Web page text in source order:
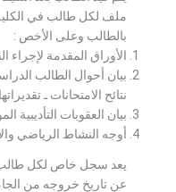
ملف لكل طالب في
بالطالب وعلى الأخص :
الأوراق المقدمة لإجراء
بيان أحوال الطالب
نتائح الامتحانات ـ
بيان العقوبات التأديبية
أوجه النشاط الرياضي
يعد سجل خاص لكل طالب
عن تاريخ خروجه من